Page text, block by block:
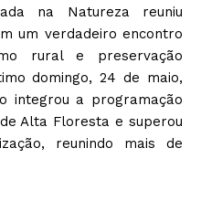
na Natureza reuniu
um verdadeiro encontro
rural e preservação
domingo, 24 de maio,
integrou a programação
Alta Floresta e superou
reunindo mais de